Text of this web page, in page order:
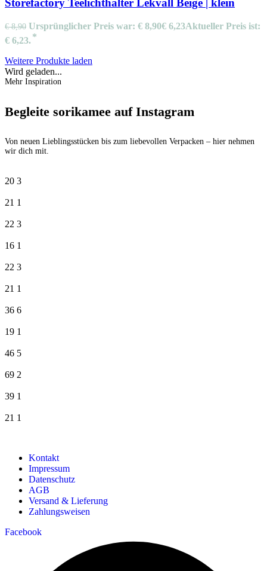
Storefactory Teelichthalter Lekvall Beige | klein
€8,90 Ursprünglicher Preis war: € 8,90€ 6,23Aktueller Preis ist:
€ 6,23.
Weitere Produkte laden
Wird geladen...
Mehr Inspiration
Begleite sorikamee auf Instagram
Von neuen Lieblingsstücken bis zum liebevollen Verpacken – hier nehmen
wir dich mit.
20 3
21 1
22 3
16 1
22 3
21 1
36 6
19 1
46 5
69 2
39 1
21 1
Kontakt
Impressum
Datenschutz
AGB
Versand & Lieferung
Zahlungsweisen
Facebook